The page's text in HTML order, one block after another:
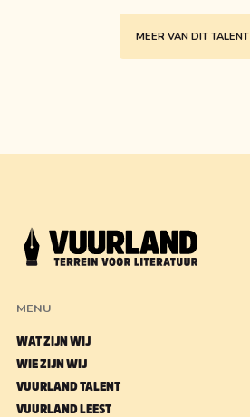
MEER VAN DIT TALENT
MENU
WAT ZIJN WIJ
WIE ZIJN WIJ
VUURLAND TALENT
VUURLAND LEEST